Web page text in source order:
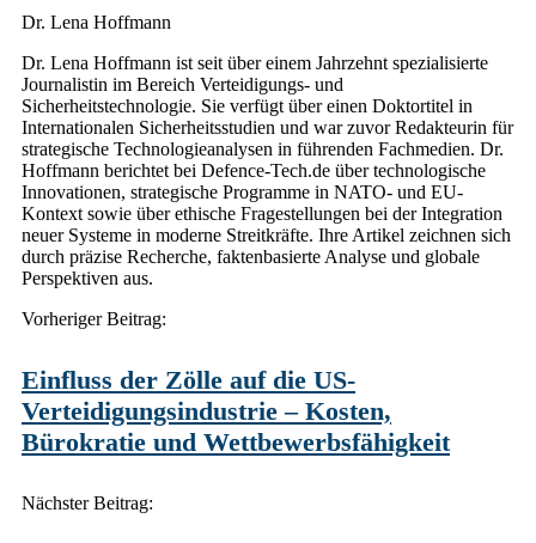
Dr. Lena Hoffmann
Dr. Lena Hoffmann ist seit über einem Jahrzehnt spezialisierte
Journalistin im Bereich Verteidigungs- und
Sicherheitstechnologie. Sie verfügt über einen Doktortitel in
Internationalen Sicherheitsstudien und war zuvor Redakteurin für
strategische Technologieanalysen in führenden Fachmedien. Dr.
Hoffmann berichtet bei Defence-Tech.de über technologische
Innovationen, strategische Programme in NATO- und EU-
Kontext sowie über ethische Fragestellungen bei der Integration
neuer Systeme in moderne Streitkräfte. Ihre Artikel zeichnen sich
durch präzise Recherche, faktenbasierte Analyse und globale
Perspektiven aus.
Post
Vorheriger Beitrag:
Einfluss der Zölle auf die US-
Verteidigungsindustrie – Kosten,
Bürokratie und Wettbewerbsfähigkeit
Nächster Beitrag: